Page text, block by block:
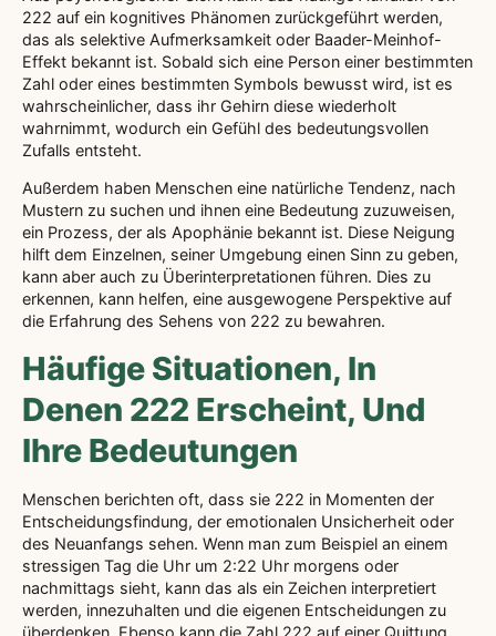
222 auf ein kognitives Phänomen zurückgeführt werden,
das als selektive Aufmerksamkeit oder Baader-Meinhof-
Effekt bekannt ist. Sobald sich eine Person einer bestimmten
Zahl oder eines bestimmten Symbols bewusst wird, ist es
wahrscheinlicher, dass ihr Gehirn diese wiederholt
wahrnimmt, wodurch ein Gefühl des bedeutungsvollen
Zufalls entsteht.
Außerdem haben Menschen eine natürliche Tendenz, nach
Mustern zu suchen und ihnen eine Bedeutung zuzuweisen,
ein Prozess, der als Apophänie bekannt ist. Diese Neigung
hilft dem Einzelnen, seiner Umgebung einen Sinn zu geben,
kann aber auch zu Überinterpretationen führen. Dies zu
erkennen, kann helfen, eine ausgewogene Perspektive auf
die Erfahrung des Sehens von 222 zu bewahren.
Häufige Situationen, In
Denen 222 Erscheint, Und
Ihre Bedeutungen
Menschen berichten oft, dass sie 222 in Momenten der
Entscheidungsfindung, der emotionalen Unsicherheit oder
des Neuanfangs sehen. Wenn man zum Beispiel an einem
stressigen Tag die Uhr um 2:22 Uhr morgens oder
nachmittags sieht, kann das als ein Zeichen interpretiert
werden, innezuhalten und die eigenen Entscheidungen zu